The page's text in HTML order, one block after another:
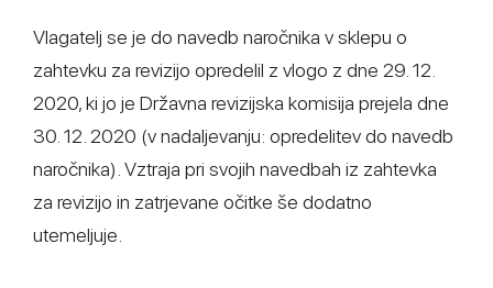
Vlagatelj se je do navedb naročnika v sklepu o
zahtevku za revizijo opredelil z vlogo z dne 29. 12.
2020, ki jo je Državna revizijska komisija prejela dne
30. 12. 2020 (v nadaljevanju: opredelitev do navedb
naročnika). Vztraja pri svojih navedbah iz zahtevka
za revizijo in zatrjevane očitke še dodatno
utemeljuje.